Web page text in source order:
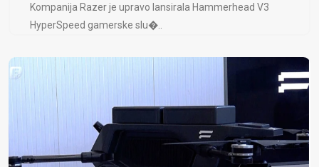
Kompanija Razer je upravo lansirala Hammerhead V3
HyperSpeed ​​gamerske slu�..